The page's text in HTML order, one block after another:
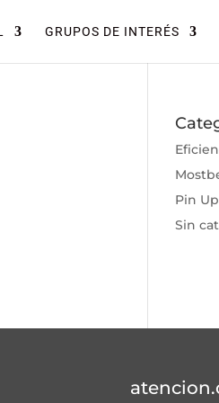
GRUPOS DE INTERÉS
Pin Up
Sin